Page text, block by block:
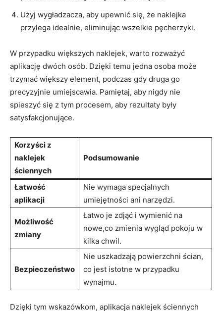
Użyj ​wygładzacza, aby upewnić się, że naklejka
przylega idealnie,⁤ eliminując wszelkie​ pęcherzyki.
W⁤ przypadku większych naklejek, ⁤warto rozważyć
aplikację dwóch ‍osób. Dzięki temu jedna osoba może
trzymać‌ większy element,‍ podczas gdy druga go
precyzyjnie umiejscawia.⁣ Pamiętaj, aby nigdy nie
spieszyć ‍się z tym procesem, ​aby rezultaty‍ były
satysfakcjonujące.
Korzyści z
naklejek
ściennych
Podsumowanie
Łatwość
aplikacji
Nie wymaga specjalnych
⁣umiejętności ani narzędzi.
Możliwość ​
zmiany
Łatwo je ⁣zdjąć ⁤i wymienić na
nowe,co zmienia wygląd pokoju w
‌kilka​ chwil.
Bezpieczeństwo
Nie uszkadzają‌ powierzchni ścian,
co⁤ jest istotne‌ w przypadku
wynajmu.
Dzięki​ tym wskazówkom, aplikacja naklejek ściennych